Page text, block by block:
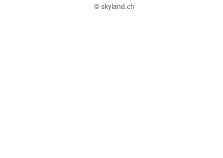
© skyland.ch